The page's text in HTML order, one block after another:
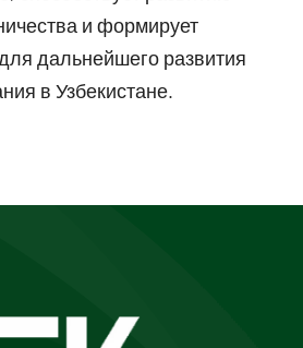
и формирует
дальнейшего развития
в Узбекистане.